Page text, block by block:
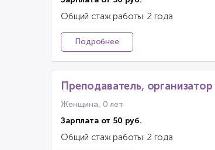
Общий стаж работы: 2 года
Подробнее
Преподаватель, организатор
Женщина, 0 лет
Зарплата от 50 руб.
Общий стаж работы: 2 года